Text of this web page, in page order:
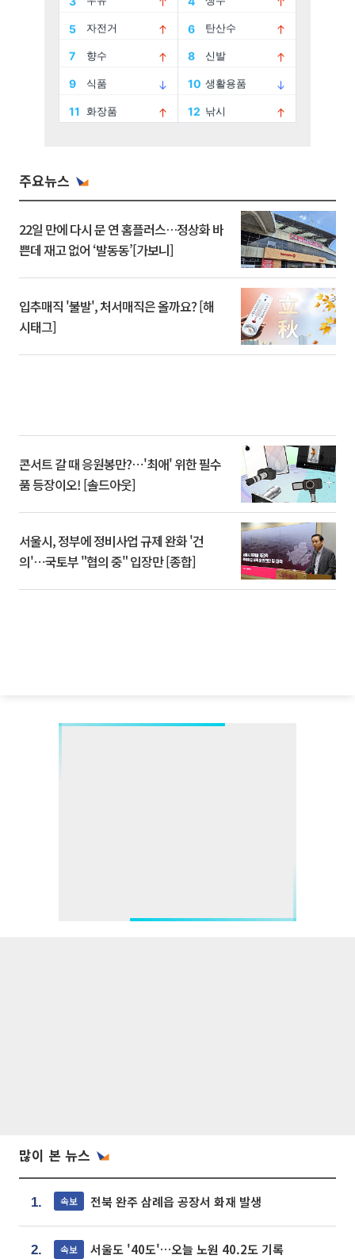
주요뉴스
22일 만에 다시 문 연 홈플러스…정상화 바
쁜데 재고 없어 ‘발동동’[가보니]
입추매직 '불발', 처서매직은 올까요? [해
시태그]
콘서트 갈 때 응원봉만?⋯'최애' 위한 필수
품 등장이오! [솔드아웃]
서울시, 정부에 정비사업 규제 완화 '건
의'⋯국토부 "협의 중" 입장만 [종합]
많이 본 뉴스
1. 속보 전북 완주 삼례읍 공장서 화재 발생
2. 속보 서울도 '40도'…오늘 노원 40.2도 기록